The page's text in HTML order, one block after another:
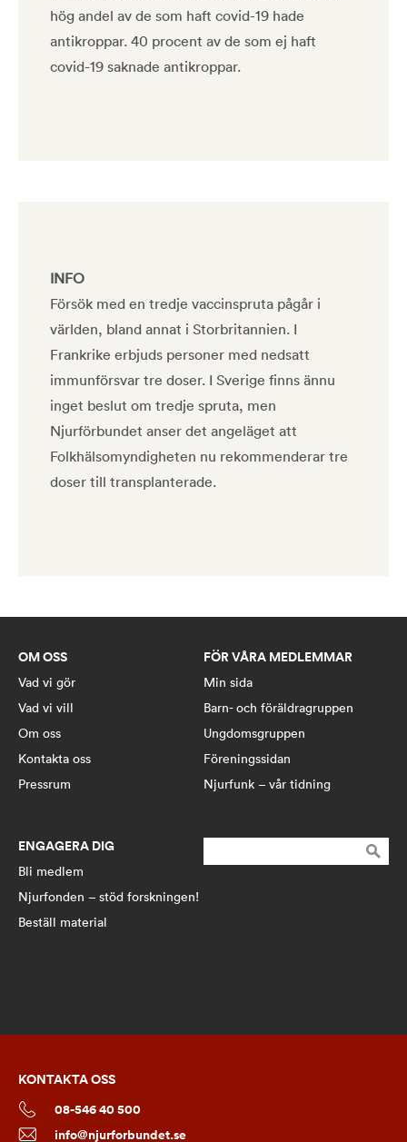
hög andel av de som haft covid-19 hade
antikroppar. 40 procent av de som ej haft
covid-19 saknade antikroppar.
INFO
Försök med en tredje vaccinspruta pågår i
världen, bland annat i Storbritannien. I
Frankrike erbjuds personer med nedsatt
immunförsvar tre doser. I Sverige finns ännu
inget beslut om tredje spruta, men
Njurförbundet anser det angeläget att
Folkhälsomyndigheten nu rekommenderar tre
doser till transplanterade.
OM OSS
Vad vi gör
Vad vi vill
Om oss
Kontakta oss
Pressrum
ENGAGERA DIG
Bli medlem
Njurfonden – stöd forskningen!
Beställ material
FÖR VÅRA MEDLEMMAR
Min sida
Barn- och föräldragruppen
Ungdomsgruppen
Föreningssidan
Njurfunk – vår tidning
efter:
KONTAKTA OSS
08-546 40 500
info@njurforbundet.se